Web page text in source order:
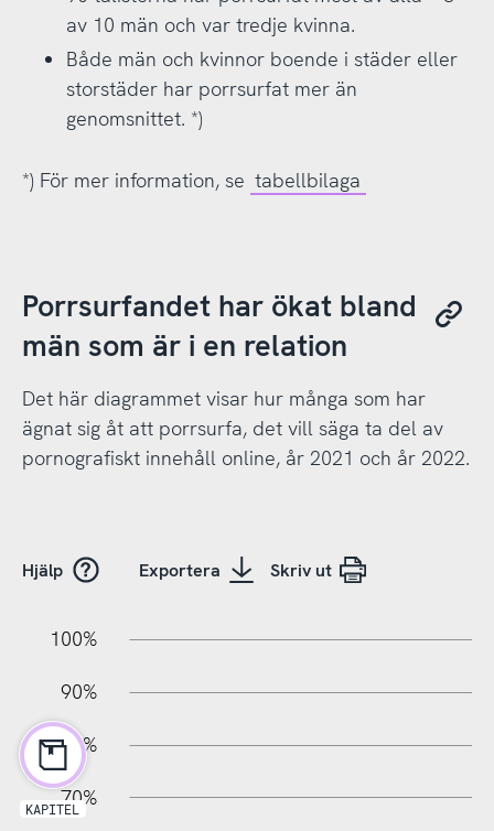
av 10 män och var tredje kvinna.
Både män och kvinnor boende i städer eller
storstäder har porrsurfat mer än
genomsnittet. *)
*) För mer information, se tabellbilaga
Porrsurfandet har ökat bland
män som är i en relation
Det här diagrammet visar hur många som har
ägnat sig åt att porrsurfa, det vill säga ta del av
pornografiskt innehåll online, år 2021 och år 2022.
Hjälp Exportera Skriv ut
100%
90%
80%
70%
KAPITEL